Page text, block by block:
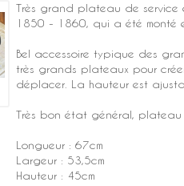
Très grand plateau de service
1850 - 1860, qui a été monté
Bel accessoire typique des
très grands plateaux pour
déplacer. La hauteur est
Très bon état général, plateau
Longueur : 67cm
Largeur : 53,5cm
Hauteur : 45cm